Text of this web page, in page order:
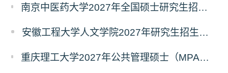
南京中医药大学2027年全国硕士研究生招生考试初试自命题科目考试内容及参考书目
安徽工程大学人文学院2027年研究生招生简章
重庆理工大学2027年公共管理硕士（MPA）专业学位研究生（双证）报考